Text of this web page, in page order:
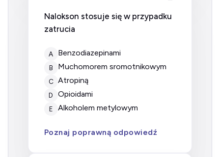
Nalokson stosuje się w przypadku
zatrucia
A benzodiazepinami
B muchomorem sromotnikowym
C atropiną
D opioidami
E alkoholem metylowym
Poznaj poprawną odpowiedź